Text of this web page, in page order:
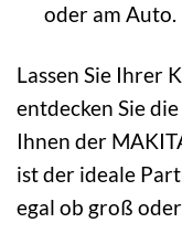
oder am Auto.
Lassen Sie Ihrer
entdecken Sie
Ihnen der
ist der ideale
egal ob groß